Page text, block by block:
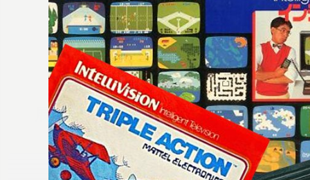
御協賛いただけましたら幸いで
詳しくはこちら
展示物・機器